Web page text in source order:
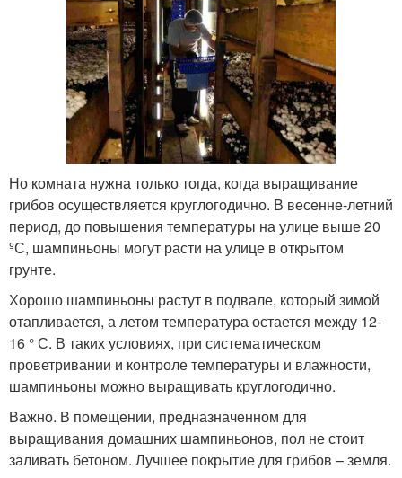
Но комната нужна только тогда, когда выращивание
грибов осуществляется круглогодично. В весенне-летний
период, до повышения температуры на улице выше 20
ºС, шампиньоны могут расти на улице в открытом
грунте.
Хорошо шампиньоны растут в подвале, который зимой
отапливается, а летом температура остается между 12-
16 ° С. В таких условиях, при систематическом
проветривании и контроле температуры и влажности,
шампиньоны можно выращивать круглогодично.
Важно. В помещении, предназначенном для
выращивания домашних шампиньонов, пол не стоит
заливать бетоном. Лучшее покрытие для грибов – земля.